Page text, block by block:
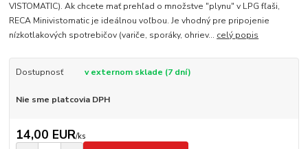
VISTOMATIC). Ak chcete mať prehľad o množstve "plynu" v LPG fľaši,
RECA Minivistomatic je ideálnou voľbou. Je vhodný pre pripojenie
nízkotlakových spotrebičov (variče, sporáky, ohriev... celý popis
Dostupnosť v externom sklade (7 dní)
Nie sme platcovia DPH
14,00 EUR/ks